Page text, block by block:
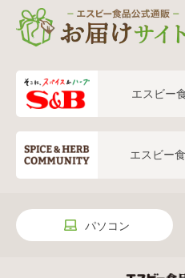
エスビー
エスビー
パソコン